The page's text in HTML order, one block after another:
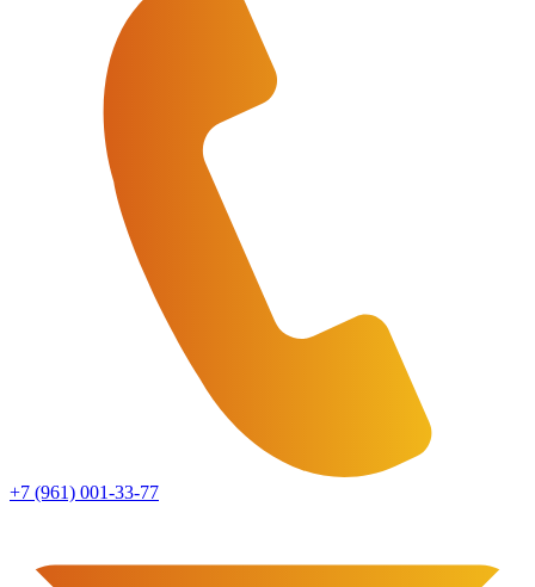
+7 (961) 001-33-77